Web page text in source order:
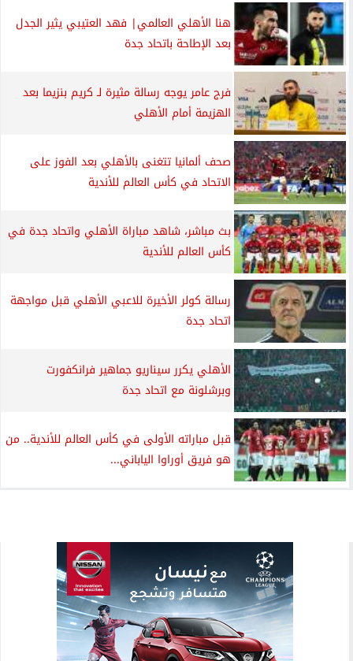
هنا الأهلي العالمي| فهد العتيبي يثير الجدل
بعد الإطاحة باتحاد جدة
فرج عامر يوجه رسالة مثيرة لـ كريم بنزيما بعد
الهزيمة أمام الأهلي
صحف ألمانيا تتغنى بالأهلي بعد الفوز على
الاتحاد في كأس العالم للأندية
بث مباشر، شاهد مباراة الأهلي واتحاد جدة في
كأس العالم للأندية
رسالة كولر الأخيرة للاعبي الأهلي قبل مواجهة
اتحاد جدة
الأهلي يكرر سيناريو جماهير فرانكفورت
وبرشلونة مع اتحاد جدة
قبل مباراته الأولى في كأس العالم للأندية.. من
هو فريق أوراوا الياباني...